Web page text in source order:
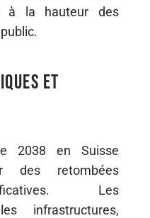
à la hauteur des
et
2038 en Suisse
des retombées
Les
infrastructures,